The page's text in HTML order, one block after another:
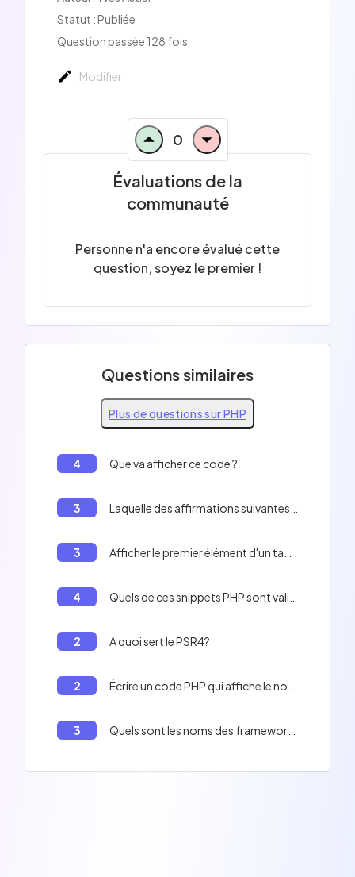
Statut : Publiée
Question passée 128 fois
Modifier
0
Évaluations de la
communauté
Personne n'a encore évalué cette
question, soyez le premier !
Questions similaires
Plus de questions sur PHP
4 Que va afficher ce code ?
3
3
4
2 A quoi sert le PSR4?
2
3